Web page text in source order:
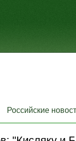
Российские